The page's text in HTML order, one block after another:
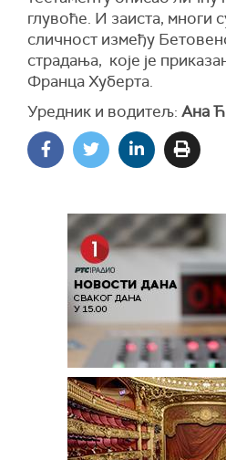
глувоће. И заиста, многи
сличност између
страдања, које је
Франца Хуберта.
Уредник и водитељ: Ана